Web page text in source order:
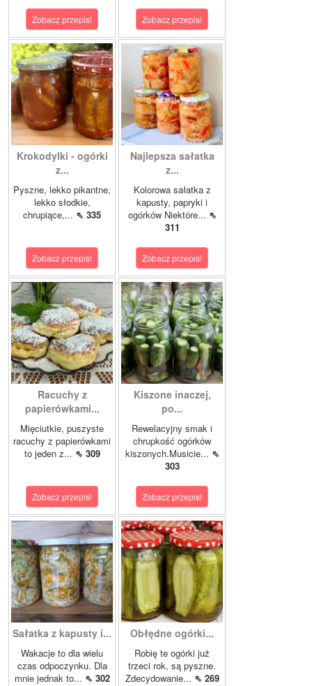
Zobacz przepis! Zobacz przepis!
Krokodylki - ogórki
z...
Pyszne, lekko pikantne,
lekko słodkie,
chrupiące,... ⇖ 335
Zobacz przepis!
Najlepsza sałatka
z...
Kolorowa sałatka z
kapusty, papryki i
ogórków Niektóre... ⇖
311
Zobacz przepis!
Racuchy z
papierówkami...
Mięciutkie, puszyste
racuchy z papierówkami
to jeden z... ⇖ 309
Zobacz przepis!
Kiszone inaczej,
po...
Rewelacyjny smak i
chrupkość ogórków
kiszonych.Musicie... ⇖
303
Zobacz przepis!
Sałatka z kapusty i...
Wakacje to dla wielu
czas odpoczynku. Dla
mnie jednak to... ⇖ 302
Obłędne ogórki...
Robię te ogórki już
trzeci rok, są pyszne.
Zdecydowanie... ⇖ 269